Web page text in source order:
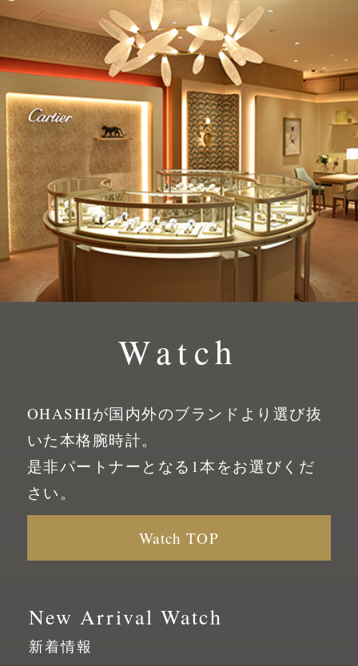
Watch
OHASHIが国内外のブランドより選び抜
いた本格腕時計。
是非パートナーとなる1本をお選びくだ
さい。
Watch TOP
New Arrival Watch
新着情報